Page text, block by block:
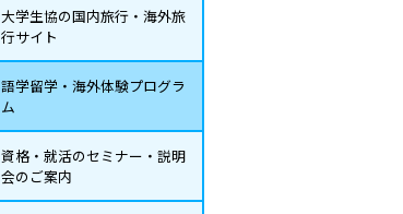
大学生協の国内旅行・海外旅
行サイト
語学留学・海外体験プログラ
ム
資格・就活のセミナー・説明
会のご案内